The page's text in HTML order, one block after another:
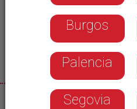
01/07/2026
Burgos
Palencia
Segovia